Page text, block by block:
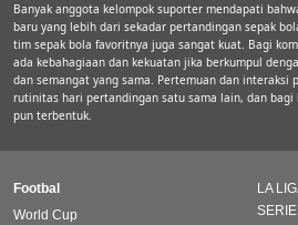
Banyak anggota kelompok suporter mendapati
baru yang lebih dari sekadar pertandingan sepak
tim sepak bola favoritnya juga sangat kuat. Bagi
ada kebahagiaan dan kekuatan jika berkumpul
dan semangat yang sama. Pertemuan dan interaksi
rutinitas hari pertandingan satu sama lain, dan bagi
pun terbentuk.
Footbal
World Cup
LA